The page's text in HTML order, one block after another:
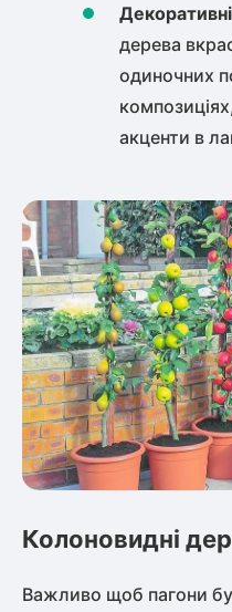
дерева
одиночних
акценти в
Колоновидні
Важливо щоб пагони